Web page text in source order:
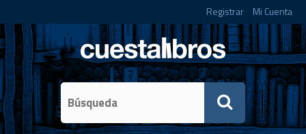
Registrar Mi Cuenta